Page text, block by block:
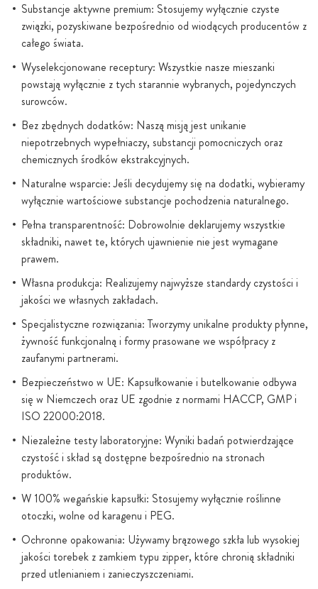
Substancje aktywne premium: Stosujemy wyłącznie czyste
związki, pozyskiwane bezpośrednio od wiodących producentów z
całego świata.
Wyselekcjonowane receptury: Wszystkie nasze mieszanki
powstają wyłącznie z tych starannie wybranych, pojedynczych
surowców.
Bez zbędnych dodatków: Naszą misją jest unikanie
niepotrzebnych wypełniaczy, substancji pomocniczych oraz
chemicznych środków ekstrakcyjnych.
Naturalne wsparcie: Jeśli decydujemy się na dodatki, wybieramy
wyłącznie wartościowe substancje pochodzenia naturalnego.
Pełna transparentność: Dobrowolnie deklarujemy wszystkie
składniki, nawet te, których ujawnienie nie jest wymagane
prawem.
Własna produkcja: Realizujemy najwyższe standardy czystości i
jakości we własnych zakładach.
Specjalistyczne rozwiązania: Tworzymy unikalne produkty płynne,
żywność funkcjonalną i formy prasowane we współpracy z
zaufanymi partnerami.
Bezpieczeństwo w UE: Kapsułkowanie i butelkowanie odbywa
się w Niemczech oraz UE zgodnie z normami HACCP, GMP i
ISO 22000:2018.
Niezależne testy laboratoryjne: Wyniki badań potwierdzające
czystość i skład są dostępne bezpośrednio na stronach
produktów.
W 100% wegańskie kapsułki: Stosujemy wyłącznie roślinne
otoczki, wolne od karagenu i PEG.
Ochronne opakowania: Używamy brązowego szkła lub wysokiej
jakości torebek z zamkiem typu zipper, które chronią składniki
przed utlenianiem i zanieczyszczeniami.